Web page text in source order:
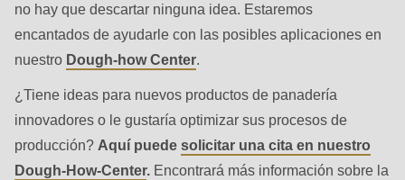
no hay que descartar ninguna idea. Estaremos
encantados de ayudarle con las posibles aplicaciones en
nuestro Dough-how Center.
¿Tiene ideas para nuevos productos de panadería
innovadores o le gustaría optimizar sus procesos de
producción? Aquí puede solicitar una cita en nuestro
Dough-How-Center. Encontrará más información sobre la